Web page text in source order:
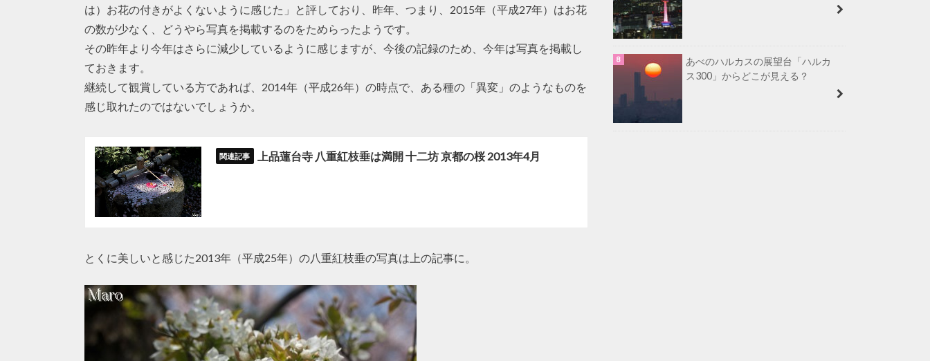
は）お花の付きがよくないように感じた」と評しており、昨年、つまり、2015年（平成27年）はお花
の数が少なく、どうやら写真を掲載するのをためらったようです。
その昨年より今年はさらに減少しているように感じますが、今後の記録のため、今年は写真を掲載し
ておきます。
継続して観賞している方であれば、2014年（平成26年）の時点で、ある種の「異変」のようなものを
感じ取れたのではないでしょうか。
上品蓮台寺 八重紅枝垂は満開 十二坊 京都の桜 2013年4月
とくに美しいと感じた2013年（平成25年）の八重紅枝垂の写真は上の記事に。
あべのハルカスの展望台「ハルカ
ス300」からどこが見える？